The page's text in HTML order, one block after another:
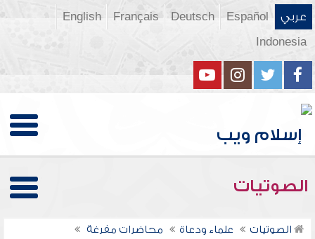
عربي Español
Deutsch
Français
English
Indonesia
الصوتيات
الصوتيات علماء ودعاة
محاضرات مفرغة